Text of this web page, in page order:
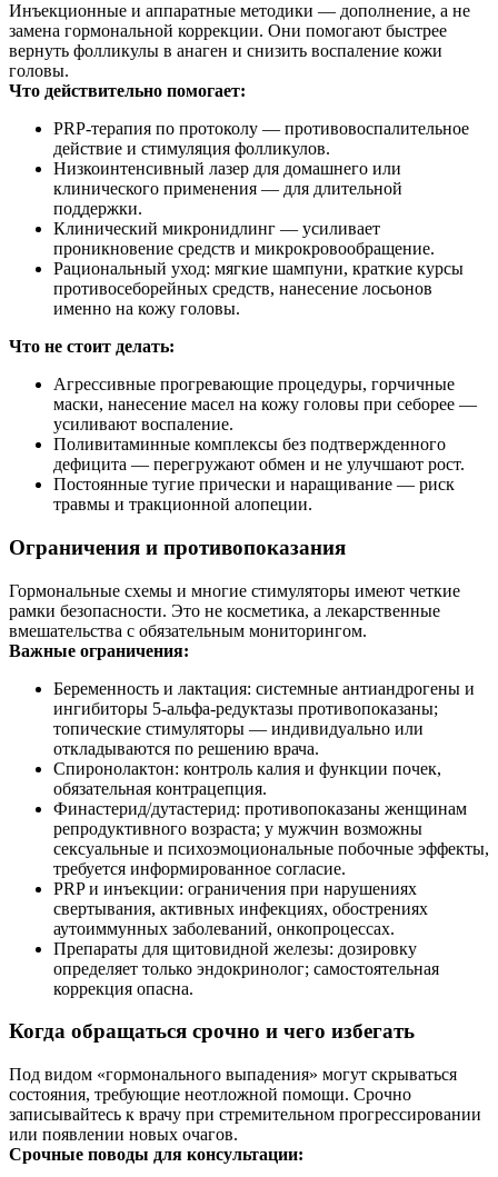
Инъекционные и аппаратные методики — дополнение, а не
замена гормональной коррекции. Они помогают быстрее
вернуть фолликулы в анаген и снизить воспаление кожи
головы.
Что действительно помогает:
PRP‑терапия по протоколу — противовоспалительное
действие и стимуляция фолликулов.
Низкоинтенсивный лазер для домашнего или
клинического применения — для длительной
поддержки.
Клинический микронидлинг — усиливает
проникновение средств и микрокровообращение.
Рациональный уход: мягкие шампуни, краткие курсы
противосеборейных средств, нанесение лосьонов
именно на кожу головы.
Что не стоит делать:
Агрессивные прогревающие процедуры, горчичные
маски, нанесение масел на кожу головы при себорее —
усиливают воспаление.
Поливитаминные комплексы без подтвержденного
дефицита — перегружают обмен и не улучшают рост.
Постоянные тугие прически и наращивание — риск
травмы и тракционной алопеции.
Ограничения и противопоказания
Гормональные схемы и многие стимуляторы имеют четкие
рамки безопасности. Это не косметика, а лекарственные
вмешательства с обязательным мониторингом.
Важные ограничения:
Беременность и лактация: системные антиандрогены и
ингибиторы 5‑альфа‑редуктазы противопоказаны;
топические стимуляторы — индивидуально или
откладываются по решению врача.
Спиронолактон: контроль калия и функции почек,
обязательная контрацепция.
Финастерид/дутастерид: противопоказаны женщинам
репродуктивного возраста; у мужчин возможны
сексуальные и психоэмоциональные побочные эффекты,
требуется информированное согласие.
PRP и инъекции: ограничения при нарушениях
свертывания, активных инфекциях, обострениях
аутоиммунных заболеваний, онкопроцессах.
Препараты для щитовидной железы: дозировку
определяет только эндокринолог; самостоятельная
коррекция опасна.
Когда обращаться срочно и чего избегать
Под видом «гормонального выпадения» могут скрываться
состояния, требующие неотложной помощи. Срочно
записывайтесь к врачу при стремительном прогрессировании
или появлении новых очагов.
Срочные поводы для консультации: